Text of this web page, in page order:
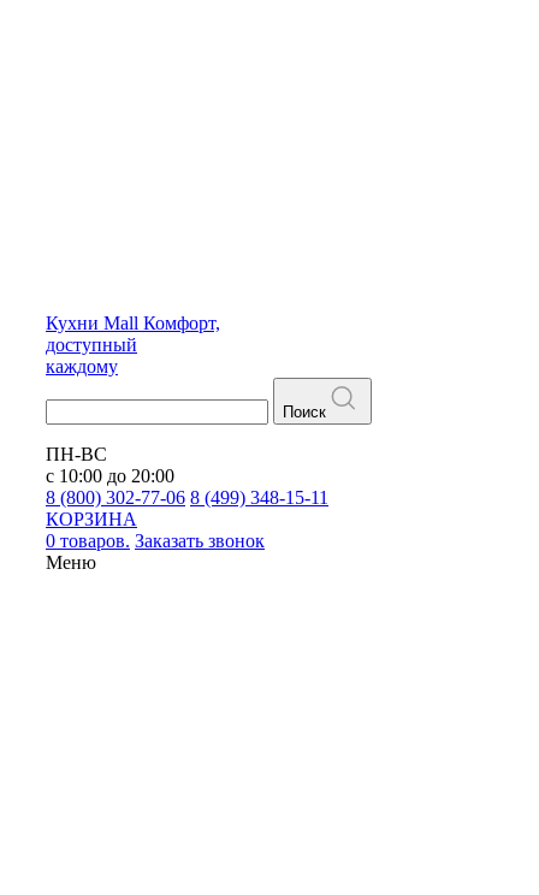
Кухни Mall Комфорт,
доступный
каждому
Поиск
ПН-ВС
с 10:00 до 20:00
8 (800) 302-77-06 8 (499) 348-15-11
КОРЗИНА
0 товаров. Заказать звонок
Меню